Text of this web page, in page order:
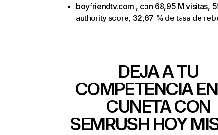
boyfriendtv.com , con 68,95 M visitas,
authority score, 32,67 % de tasa de
DEJA A TU
COMPETENCIA
CUNETA CON
SEMRUSH HOY